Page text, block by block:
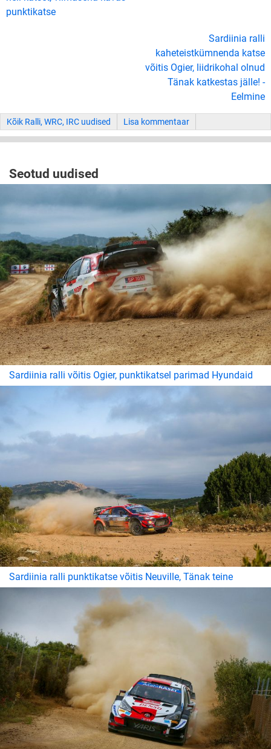
punktikatse
Sardiinia ralli
kaheteistkümnenda katse
võitis Ogier, liidrikohal olnud
Tänak katkestas jälle! -
Eelmine
Kõik Ralli, WRC, IRC uudised Lisa kommentaar
Seotud uudised
Sardiinia ralli võitis Ogier, punktikatsel parimad Hyundaid
Sardiinia ralli punktikatse võitis Neuville, Tänak teine